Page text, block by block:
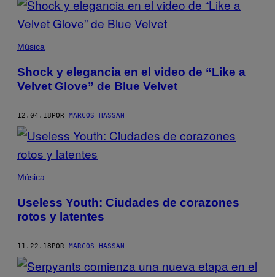
Música
Shock y elegancia en el video de “Like a
Velvet Glove” de Blue Velvet
12.04.18POR MARCOS HASSAN
Música
Useless Youth: Ciudades de corazones
rotos y latentes
11.22.18POR MARCOS HASSAN